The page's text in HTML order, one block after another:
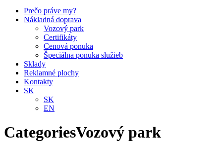
Prečo práve my?
Nákladná doprava
Vozový park
Certifikáty
Cenová ponuka
Špeciálna ponuka služieb
Sklady
Reklamné plochy
Kontakty
SK
SK
EN
CategoriesVozový park